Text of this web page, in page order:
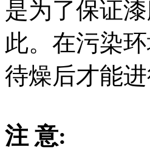
是为了保证
此。在污染
待燥后才能进
注 意: